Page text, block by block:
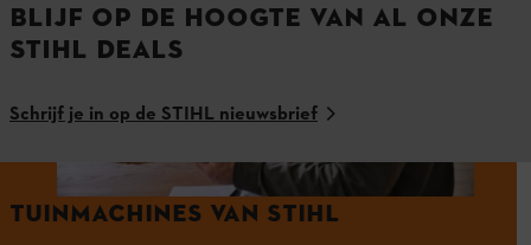
BLIJF OP DE HOOGTE VAN AL ONZE
STIHL DEALS
Schrijf je in op de STIHL nieuwsbrief
TUINMACHINES VAN STIHL